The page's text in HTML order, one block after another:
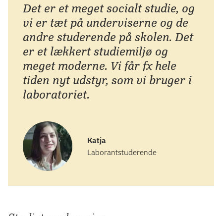
Katja
Laborantstuderende
Det er et meget socialt studie, og
vi er tæt på underviserne og de
andre studerende på skolen. Det
er et lækkert studiemiljø og
meget moderne. Vi får fx hele
tiden nyt udstyr, som vi bruger i
laboratoriet.